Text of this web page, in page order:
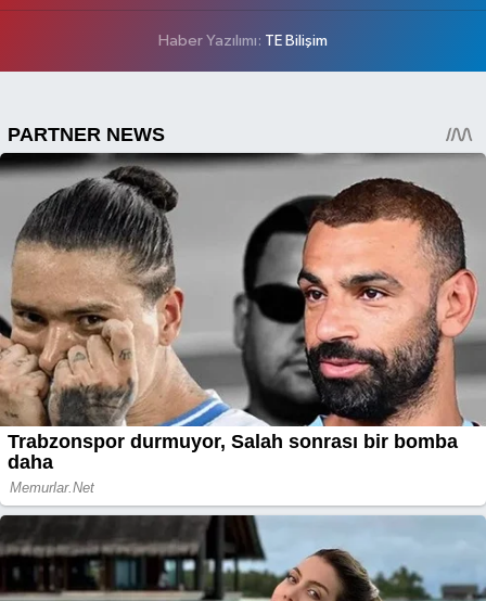
Haber Yazılımı: TE Bilişim